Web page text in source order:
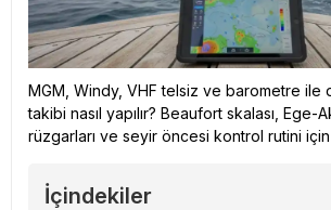
MGM, Windy, VHF telsiz ve barometre ile
takibi nasıl yapılır? Beaufort skalası, Ege-
rüzgarları ve seyir öncesi kontrol rutini
İçindekiler